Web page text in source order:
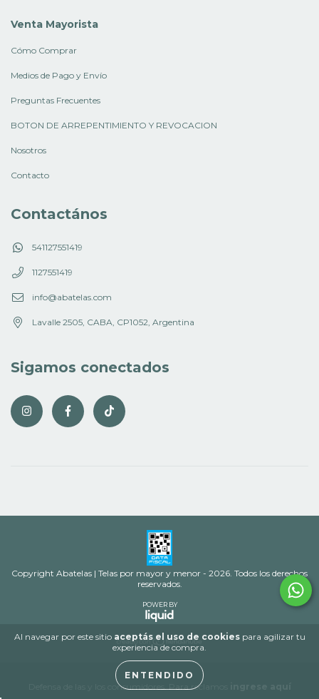
Al navegar por este sitio aceptás el uso de cookiespara agilizar tu
experiencia de compra.
ENTENDIDO
Venta Mayorista
Cómo Comprar
Medios de Pago y Envío
Preguntas Frecuentes
BOTON DE ARREPENTIMIENTO Y REVOCACION
Nosotros
Contacto
Contactános
541127551419
1127551419
info@abatelas.com
Lavalle 2505, CABA, CP1052, Argentina
Sigamos conectados
Copyright Abatelas | Telas por mayor y menor - 2026. Todos los derechos
reservados.
POWER BY
Defensa de las y los consumidores. Para reclamos